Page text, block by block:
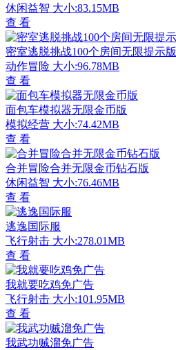
休闲益智 大小:83.15MB
查 看
密室逃脱挑战100个房间无限提示版
动作冒险 大小:96.78MB
查 看
面包车模拟器无限金币版
模拟经营 大小:74.42MB
查 看
合并冒险合并无限金币钻石版
休闲益智 大小:76.46MB
查 看
逃逸国际服
飞行射击 大小:278.01MB
查 看
我就要吃鸡免广告
飞行射击 大小:101.95MB
查 看
我武功贼溜免广告